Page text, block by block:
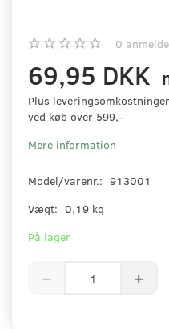
0
69,95 DKK
Plus
ved køb over 599,-
Mere information
Model/varenr.: 913001
Vægt: 0,19 kg
På lager